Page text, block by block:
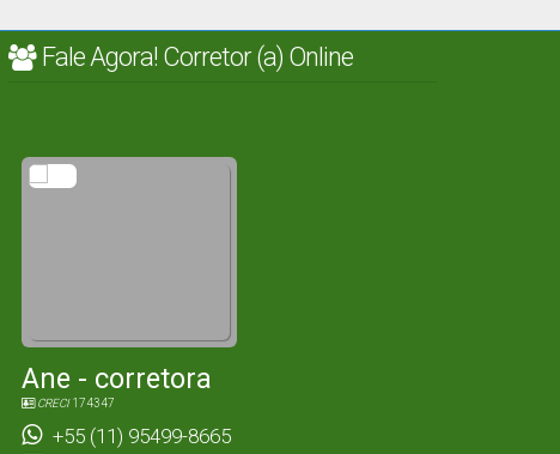
Fale Agora! Corretor (a) Online
Ane - corretora
CRECI174347
+55 (11) 95499-8665